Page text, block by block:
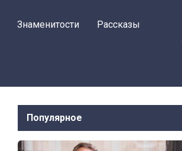
Знаменитости Рассказы
Популярное